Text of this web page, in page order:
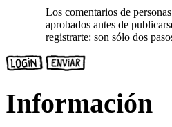
Los comentarios de
aprobados antes de
registrarte: son sólo dos
Información